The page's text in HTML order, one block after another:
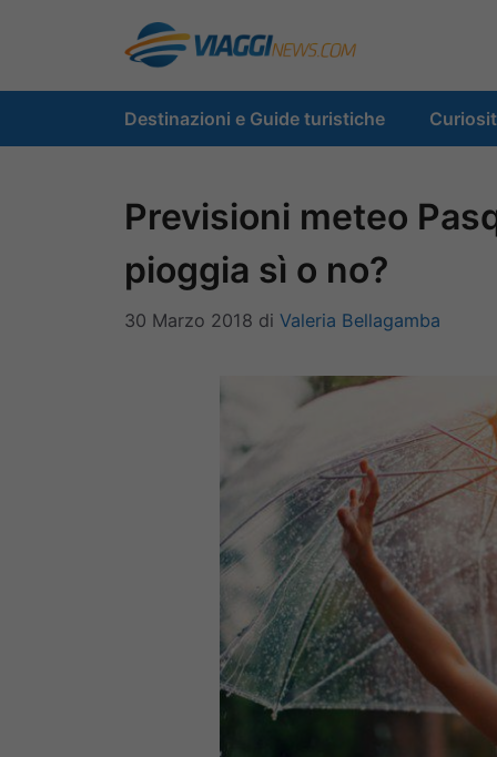
contenuto
Destinazioni e Guide turistiche
Previsioni meteo
pioggia sì o no?
30 Marzo 2018 di Valeria Bellagamba